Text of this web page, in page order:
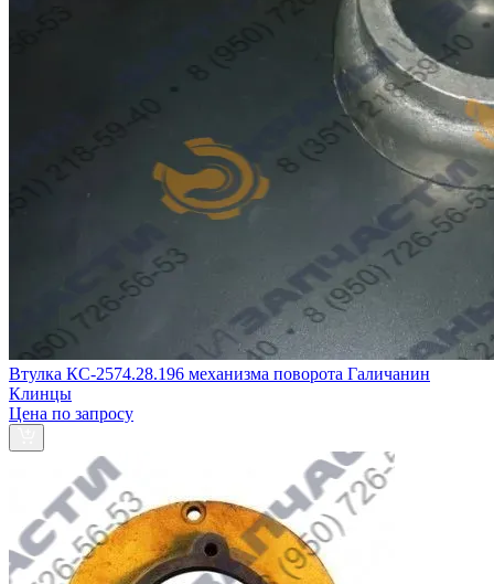
Втулка КС-2574.28.196 механизма поворота Галичанин
Клинцы
Цена по запросу